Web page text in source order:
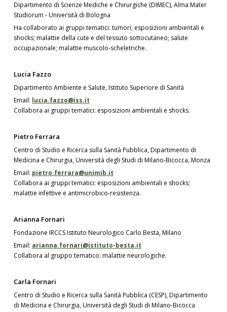
Dipartimento di Scienze Mediche e Chirurgiche (DIMEC), Alma Mater
Studiorum - Università di Bologna
Ha collaborato ai gruppi tematici: tumori; esposizioni ambientali e
shocks; malattie della cute e del tessuto sottocutaneo; salute
occupazionale; malattie muscolo-scheletriche.
Lucia Fazzo
Dipartimento Ambiente e Salute, Istituto Superiore di Sanità
Email: lucia.fazzo@iss.it
Collabora ai gruppi tematici: esposizioni ambientali e shocks.
Pietro Ferrara
Centro di Studio e Ricerca sulla Sanità Pubblica, Dipartimento di
Medicina e Chirurgia, Università degli Studi di Milano-Bicocca, Monza
Email: pietro.ferrara@unimib.it
Collabora ai gruppi tematici: esposizioni ambientali e shocks;
malattie infettive e antimicrobico-resistenza.
Arianna Fornari
Fondazione IRCCS Istituto Neurologico Carlo Besta, Milano
Email: arianna.fornari@istituto-besta.it
Collabora al gruppo tematico: malattie neurologiche.
Carla Fornari
Centro di Studio e Ricerca sulla Sanità Pubblica (CESP), Dipartimento
di Medicina e Chirurgia, Università degli Studi di Milano-Bicocca